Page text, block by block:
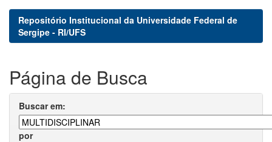
Repositório Institucional da Universidade Federal de
Sergipe - RI/UFS
Página de Busca
Buscar em:
por